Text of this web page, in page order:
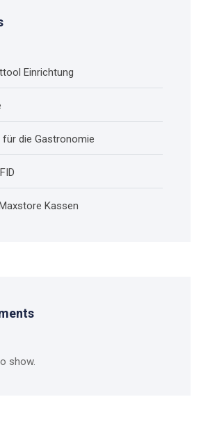
Einrichtung
die Gastronomie
Kassen
show.